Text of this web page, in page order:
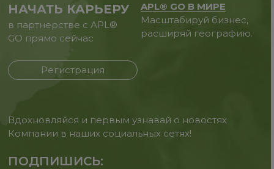
НАЧАТЬ КАРЬЕРУ
в партнерстве с APL®
GO прямо сейчас
Регистрация
APL® GO В МИРЕ
Масштабируй бизнес,
расширяй географию.
Вдохновляйся и первым узнавай о новостях
Компании в наших социальных сетях!
ПОДПИШИСЬ: